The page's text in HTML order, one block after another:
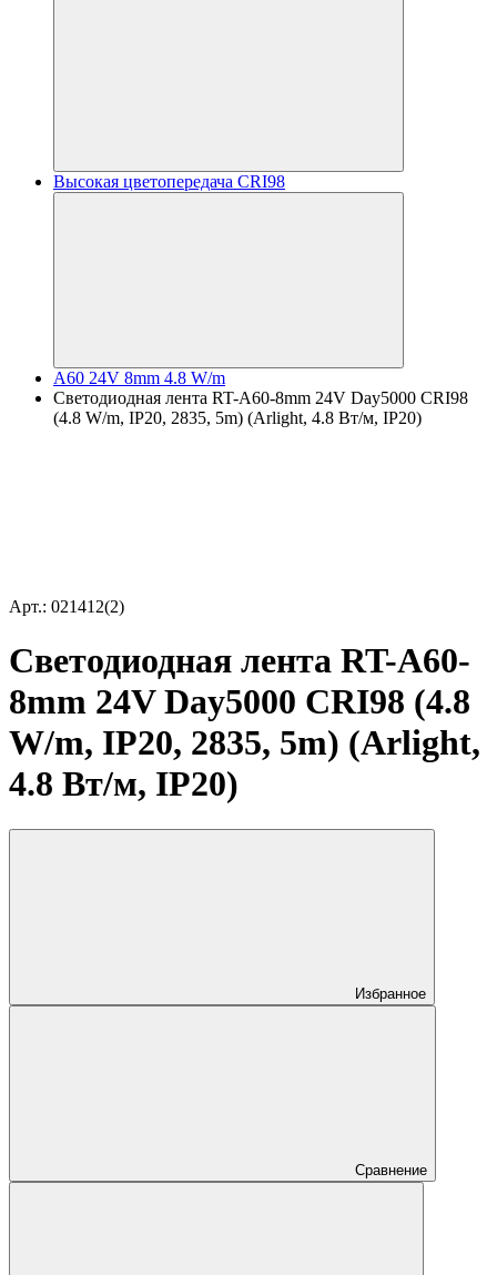
Высокая цветопередача CRI98
A60 24V 8mm 4.8 W/m
Светодиодная лента RT-A60-8mm 24V Day5000 CRI98
(4.8 W/m, IP20, 2835, 5m) (Arlight, 4.8 Вт/м, IP20)
Арт.: 021412(2)
Светодиодная лента RT-A60-
8mm 24V Day5000 CRI98 (4.8
W/m, IP20, 2835, 5m) (Arlight,
4.8 Вт/м, IP20)
Избранное
Сравнение